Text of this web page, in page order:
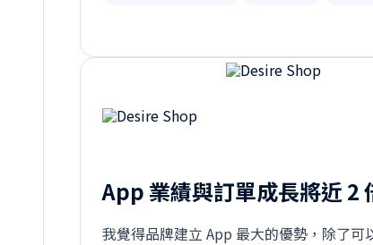
App 業績與訂單成長將近 2
我覺得品牌建立 App 最大的優勢，除了可